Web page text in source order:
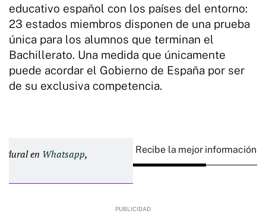
educativo español con los países del entorno:
23 estados miembros disponen de una prueba
única para los alumnos que terminan el
Bachillerato. Una medida que únicamente
puede acordar el Gobierno de España por ser
de su exclusiva competencia.
Plural en Whatsapp, Recibe la mejor información